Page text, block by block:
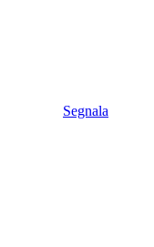
Segnala